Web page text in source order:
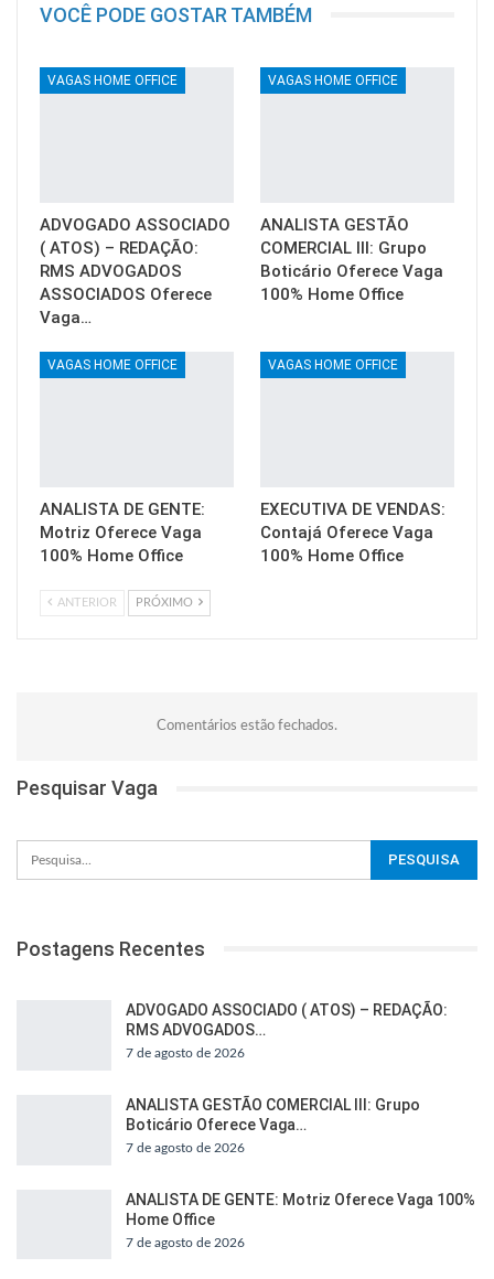
VOCÊ PODE GOSTAR TAMBÉM
VAGAS HOME OFFICE
ADVOGADO ASSOCIADO
( ATOS) – REDAÇÃO:
RMS ADVOGADOS
ASSOCIADOS Oferece
Vaga…
VAGAS HOME OFFICE
ANALISTA GESTÃO
COMERCIAL III: Grupo
Boticário Oferece Vaga
100% Home Office
VAGAS HOME OFFICE
ANALISTA DE GENTE:
Motriz Oferece Vaga
100% Home Office
VAGAS HOME OFFICE
EXECUTIVA DE VENDAS:
Contajá Oferece Vaga
100% Home Office
ANTERIOR PRÓXIMO
Comentários estão fechados.
Pesquisar Vaga
Postagens Recentes
ADVOGADO ASSOCIADO ( ATOS) – REDAÇÃO:
RMS ADVOGADOS…
7 de agosto de 2026
ANALISTA GESTÃO COMERCIAL III: Grupo
Boticário Oferece Vaga…
7 de agosto de 2026
ANALISTA DE GENTE: Motriz Oferece Vaga 100%
Home Office
7 de agosto de 2026